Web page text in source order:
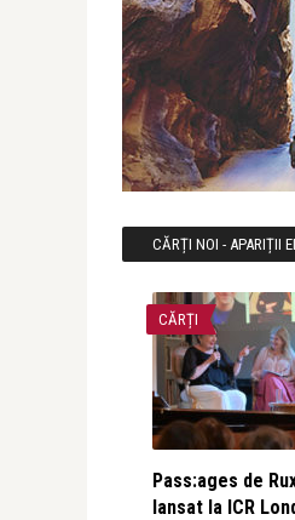
CĂRȚI NOI - APARIȚII
CĂRȚI
Pass:ages de
lansat la ICR